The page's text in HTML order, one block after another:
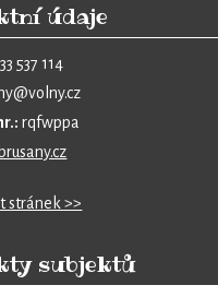
údaje
537 114
rqfwppa
stránek >>
subjektů